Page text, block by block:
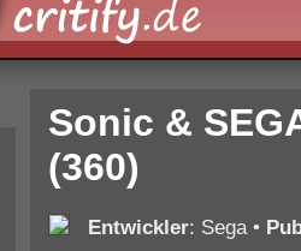
Sonic &
(360)
Entwickler: Sega•